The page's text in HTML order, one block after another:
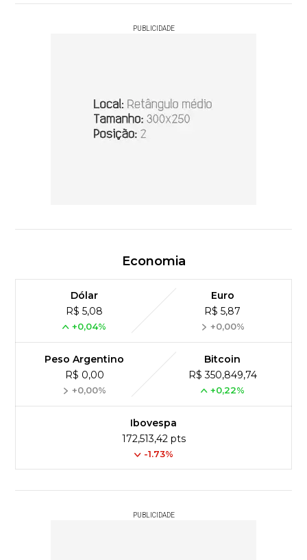
PUBLICIDADE
Economia
Dólar
R$ 5,08
+0,04%
Euro
R$ 5,87
+0,00%
Peso Argentino
R$ 0,00
+0,00%
Bitcoin
R$ 350,849,74
+0,22%
Ibovespa
172,513,42 pts
-1.73%
PUBLICIDADE